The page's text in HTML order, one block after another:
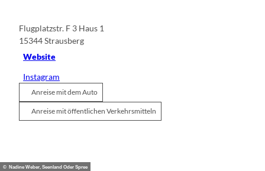
Flugplatzstr. F 3 Haus 1
15344Strausberg
Website
Instagram
Anreise mit dem Auto
Anreise mit öffentlichen Verkehrsmitteln
© Nadine Weber, Seenland Oder Spree